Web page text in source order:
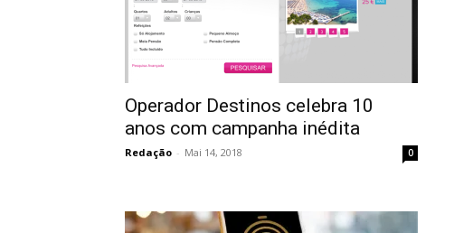
Operador Destinos celebra 10
anos com campanha inédita
Redação - Mai 14, 2018 0